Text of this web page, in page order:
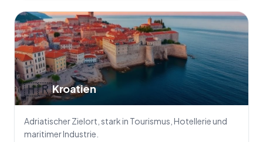
🇭🇷Kroatien
Adriatischer Zielort, stark in Tourismus, Hotellerie und
maritimer Industrie.